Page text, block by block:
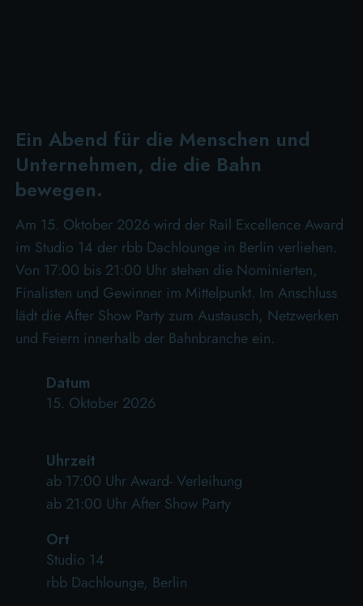
Ein Abend für die Menschen und
Unternehmen, die die Bahn
bewegen.
Am 15. Oktober 2026 wird der Rail Excellence Award
im Studio 14 der rbb Dachlounge in Berlin verliehen.
Von 17:00 bis 21:00 Uhr stehen die Nominierten,
Finalisten und Gewinner im Mittelpunkt. Im Anschluss
lädt die After Show Party zum Austausch, Netzwerken
und Feiern innerhalb der Bahnbranche ein.
Datum
15. Oktober 2026
Uhrzeit
ab 17:00 Uhr Award- Verleihung
ab 21:00 Uhr After Show Party
Ort
Studio 14
rbb Dachlounge, Berlin